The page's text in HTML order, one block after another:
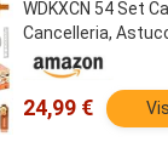
WDKXCN 54 Set
Cancelleria,
24,99 €